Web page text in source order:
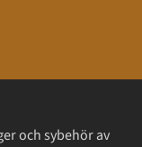
och sybehör av